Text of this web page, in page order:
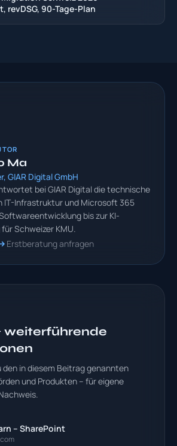
revDSG, 90-Tage-Plan
Ma
GIAR Digital GmbH
bei GIAR Digital die technische
IT-Infrastruktur und Microsoft 365
bis zur KI-
Schweizer KMU.
Erstberatung anfragen
weiterführende
den in diesem Beitrag genannten
und Produkten – für eigene
– SharePoint